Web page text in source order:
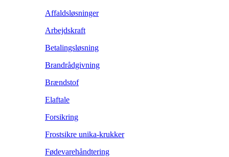
Affaldsløsninger
Arbejdskraft
Betalingsløsning
Brandrådgivning
Brændstof
Elaftale
Forsikring
Frostsikre unika-krukker
Fødevarehåndtering